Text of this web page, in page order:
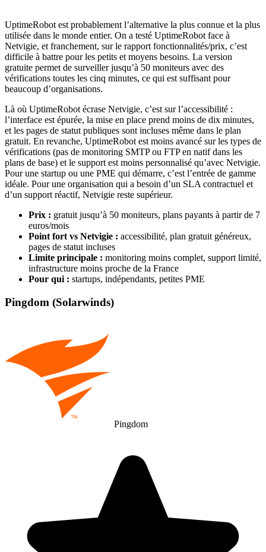
UptimeRobot est probablement l’alternative la plus connue et la plus
utilisée dans le monde entier. On a testé UptimeRobot face à
Netvigie, et franchement, sur le rapport fonctionnalités/prix, c’est
difficile à battre pour les petits et moyens besoins. La version
gratuite permet de surveiller jusqu’à 50 moniteurs avec des
vérifications toutes les cinq minutes, ce qui est suffisant pour
beaucoup d’organisations.
Là où UptimeRobot écrase Netvigie, c’est sur l’accessibilité :
l’interface est épurée, la mise en place prend moins de dix minutes,
et les pages de statut publiques sont incluses même dans le plan
gratuit. En revanche, UptimeRobot est moins avancé sur les types de
vérifications (pas de monitoring SMTP ou FTP en natif dans les
plans de base) et le support est moins personnalisé qu’avec Netvigie.
Pour une startup ou une PME qui démarre, c’est l’entrée de gamme
idéale. Pour une organisation qui a besoin d’un SLA contractuel et
d’un support réactif, Netvigie reste supérieur.
Prix : gratuit jusqu’à 50 moniteurs, plans payants à partir de 7
euros/mois
Point fort vs Netvigie : accessibilité, plan gratuit généreux,
pages de statut incluses
Limite principale : monitoring moins complet, support limité,
infrastructure moins proche de la France
Pour qui : startups, indépendants, petites PME
Pingdom (Solarwinds)
Pingdom